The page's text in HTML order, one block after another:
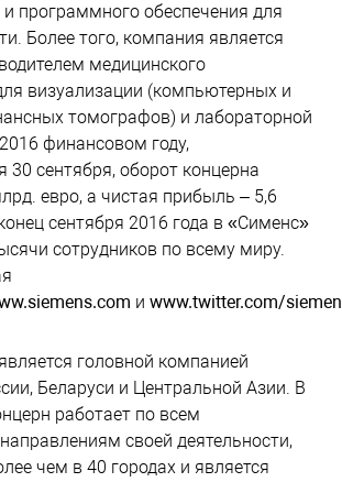
программного обеспечения для
Более того, компания является
медицинского
визуализации (компьютерных и
томографов) и лабораторной
финансовом году,
сентября, оборот концерна
евро, а чистая прибыль – 5,6
сентября 2016 года в «Сименс»
сотрудников по всему миру.
и www.twitter.com/
является головной компанией
Беларуси и Центральной Азии. В
работает по всем
своей деятельности,
чем в 40 городах и является